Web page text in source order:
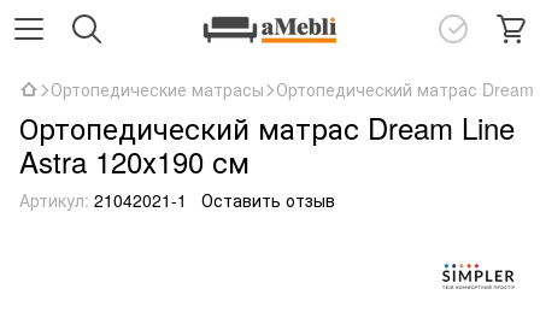
Ортопедические матрасы Ортопедический матрас
Ортопедический матрас Dream Line
Astra 120х190 см
Артикул: 21042021-1 Оставить отзыв